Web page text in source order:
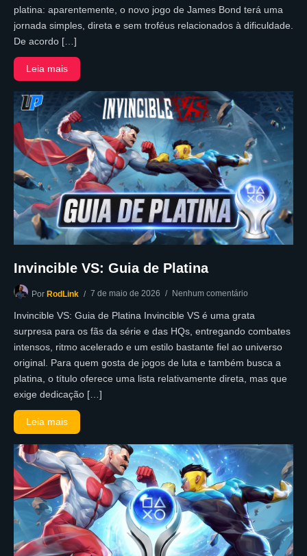
platina: aparentemente, o novo jogo de James Bond terá uma
jornada simples, direta e sem troféus relacionados à dificuldade.
De acordo […]
Leia mais
Invincible VS: Guia de Platina
Por RodLink 7 de maio de 2026 Nenhum comentário
Invincible VS: Guia de Platina Invincible VS é uma grata
surpresa para os fãs da série e das HQs, entregando combates
intensos, ritmo acelerado e um estilo bastante fiel ao universo
original. Para quem gosta de jogos de luta e também busca a
platina, o título oferece uma lista relativamente direta, mas que
exige dedicação […]
Leia mais